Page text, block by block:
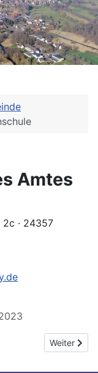
Amtes
2c · 24357
Nächster
Weiter